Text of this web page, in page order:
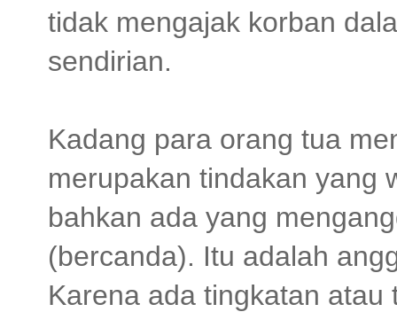
tidak mengajak korban
sendirian.
Kadang para orang tua
merupakan tindakan yang
bahkan ada yang
(bercanda). Itu adalah
Karena ada tingkatan